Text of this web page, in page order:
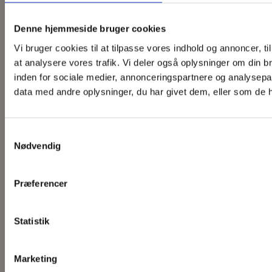
Denne hjemmeside bruger cookies
Vi bruger cookies til at tilpasse vores indhold og annoncer,
at analysere vores trafik. Vi deler også oplysninger om din
inden for sociale medier, annonceringspartnere og
data med andre oplysninger, du har givet dem, eller som de
Nødvendig
Præferencer
Statistik
Marketing
får du
mere
værdi
for
pengene.
for
Læs mere
hjælpe
med vores
mobilenhed.